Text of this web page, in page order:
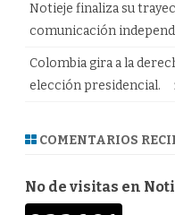
Notieje finaliza su
comunicación
Colombia gira a la
elección presidencial.
COMENTARIOS
No de visitas en